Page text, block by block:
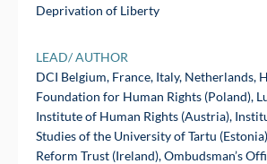
Deprivation of Liberty
LEAD/ AUTHOR
DCI Belgium, France, Italy, Netherlands,
Foundation for Human Rights (Poland),
Institute of Human Rights (Austria),
Studies of the University of Tartu
Reform Trust (Ireland), Ombudsman’s